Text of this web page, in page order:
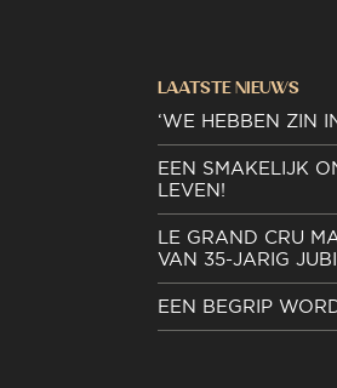
LAATSTE NIEUWS
‘WE HEBBEN ZIN
EEN SMAKELIJK
LEVEN!
LE GRAND CRU
VAN 35-JARIG
EEN BEGRIP